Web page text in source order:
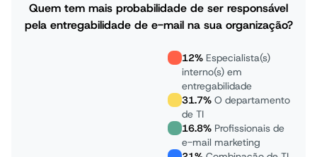
Quem tem mais probabilidade de ser responsável
pela entregabilidade de e-mail na sua organização?
12%Especialista(s)
interno(s) em
entregabilidade
31.7%O departamento
de TI
16.8%Profissionais de
e-mail marketing